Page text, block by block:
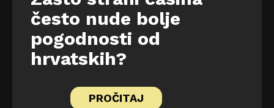
često nude bolje
pogodnosti od
hrvatskih?
PROČITAJ